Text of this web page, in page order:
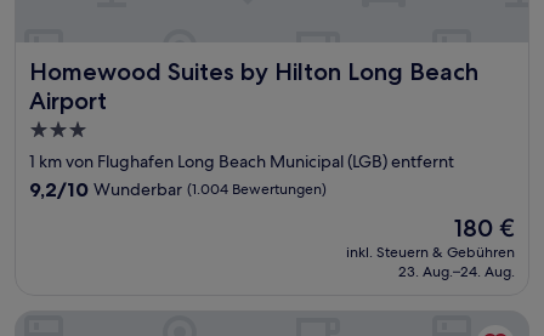
Homewood Suites by Hilton Long Beach
Airport
Homewood Suites by Hilton Long Beach Airport
3.0-
Sterne-
Unterkunft
1 km von Flughafen Long Beach Municipal (LGB) entfernt
9.2
9,2/10 Wunderbar (1.004 Bewertungen)
Der
Preis
beträgt
180 €
inkl. Steuern & Gebühren
23. Aug.–24. Aug.
Staybridge Suites Long Beach Airport by IHG